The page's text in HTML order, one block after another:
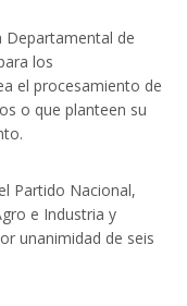
Departamental de
los
el procesamiento de
o que planteen su
Partido Nacional,
e Industria y
unanimidad de seis